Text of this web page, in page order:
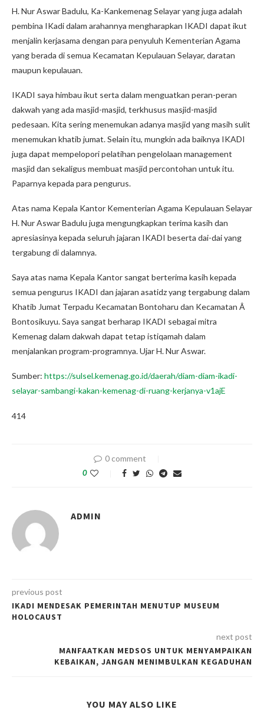
H. Nur Aswar Badulu, Ka-Kankemenag Selayar yang juga adalah
pembina IKadi dalam arahannya mengharapkan IKADI dapat ikut
menjalin kerjasama dengan para penyuluh Kementerian Agama
yang berada di semua Kecamatan Kepulauan Selayar, daratan
maupun kepulauan.
IKADI saya himbau ikut serta dalam menguatkan peran-peran
dakwah yang ada masjid-masjid, terkhusus masjid-masjid
pedesaan. Kita sering menemukan adanya masjid yang masih sulit
menemukan khatib jumat. Selain itu, mungkin ada baiknya IKADI
juga dapat mempelopori pelatihan pengelolaan management
masjid dan sekaligus membuat masjid percontohan untuk itu.
Paparnya kepada para pengurus.
Atas nama Kepala Kantor Kementerian Agama Kepulauan Selayar
H. Nur Aswar Badulu juga mengungkapkan terima kasih dan
apresiasinya kepada seluruh jajaran IKADI beserta dai-dai yang
tergabung di dalamnya.
Saya atas nama Kepala Kantor sangat berterima kasih kepada
semua pengurus IKADI dan jajaran asatidz yang tergabung dalam
Khatib Jumat Terpadu Kecamatan Bontoharu dan Kecamatan Â
Bontosikuyu. Saya sangat berharap IKADI sebagai mitra
Kemenag dalam dakwah dapat tetap istiqamah dalam
menjalankan program-programnya. Ujar H. Nur Aswar.
Sumber: https://sulsel.kemenag.go.id/daerah/diam-diam-ikadi-
selayar-sambangi-kakan-kemenag-di-ruang-kerjanya-v1ajE
414
0 comment
0
ADMIN
previous post
IKADI MENDESAK PEMERINTAH MENUTUP MUSEUM
HOLOCAUST
next post
MANFAATKAN MEDSOS UNTUK MENYAMPAIKAN
KEBAIKAN, JANGAN MENIMBULKAN KEGADUHAN
YOU MAY ALSO LIKE